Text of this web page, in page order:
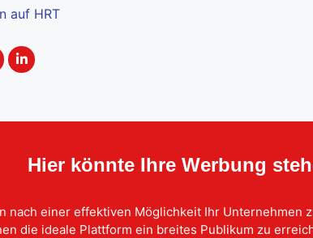
auf HRT
Hier könnte Ihre Werbung
nach einer effektiven Möglichkeit Ihr Unternehmen
die ideale Plattform ein breites Publikum zu